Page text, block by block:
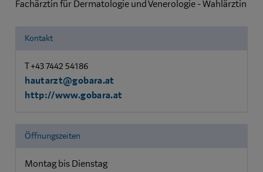
Fachärztin für Dermatologie und Venerologie - Wahlärztin
Kontakt
T +43 7442 54186
hautarzt@gobara.at
http://www.gobara.at
Öffnungszeiten
Montag bis Dienstag